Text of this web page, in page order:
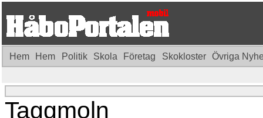
Hem Hem Politik Skola Företag Skokloster Övriga
Taggmoln